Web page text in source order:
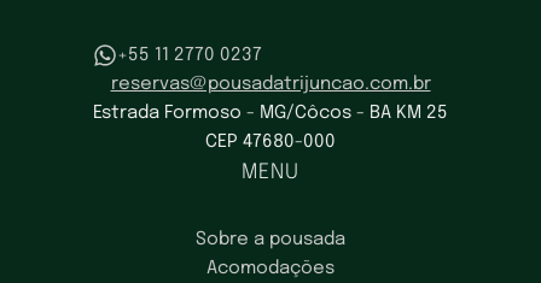
+55 11 2770 0237
reservas@pousadatrijuncao.com.br
Estrada Formoso - MG/Côcos - BA KM 25
CEP 47680-000
MENU
Sobre a pousada
Acomodações